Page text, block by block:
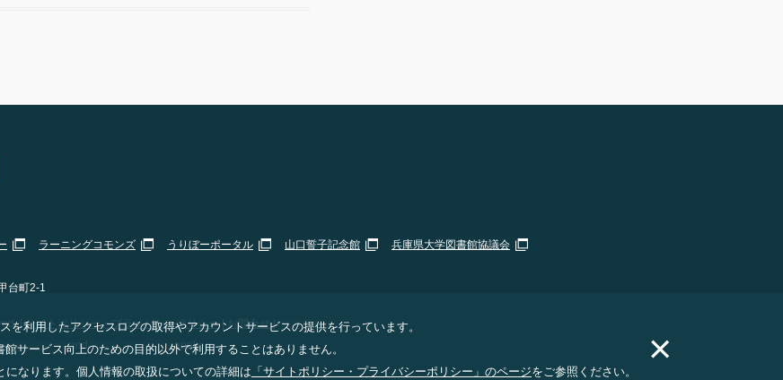
ラーニングコモンズ うりぼーポータル 山口誓子記念館
兵庫県大学図書館協議会
台町2-1
|サイトポリシー・プライバシーポリシー| お問合せ |Staff Only
PolicyandTerms of Serviceapply.
利用したアクセスログの取得やアカウントサービスの提供を行っています。
サービス向上のための目的以外で利用することはありません。
なります。個人情報の取扱についての詳細は 「サイトポリシー・プライバシーポリシー」のページをご参照ください。 ×